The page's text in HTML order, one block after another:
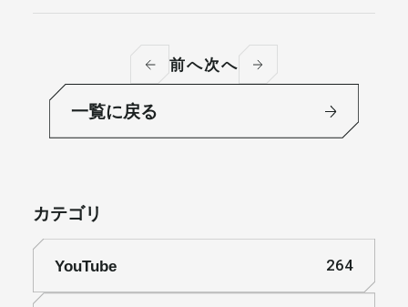
前へ次へ
一覧に戻る
カテゴリ
YouTube 264